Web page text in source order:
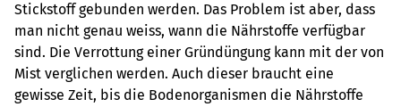
Stickstoff gebunden werden. Das Problem ist aber, dass
man nicht genau weiss, wann die Nährstoffe verfügbar
sind. Die Verrottung einer Gründüngung kann mit der von
Mist verglichen werden. Auch dieser braucht eine
gewisse Zeit, bis die Bodenorganismen die Nährstoffe